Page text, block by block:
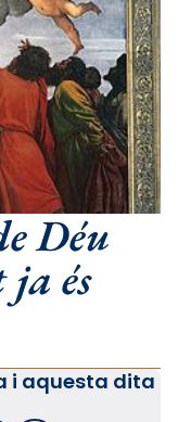
Déu
ja és
i aquesta dita